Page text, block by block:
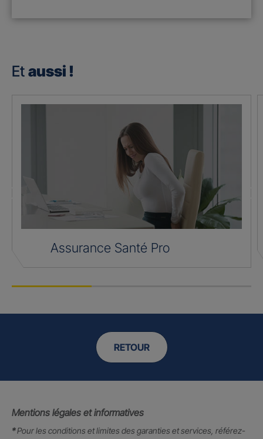
Et aussi !
Assurance Santé Pro
RETOUR
Mentions légales et informatives
*Pour les conditions et limites des garanties et services, référez-